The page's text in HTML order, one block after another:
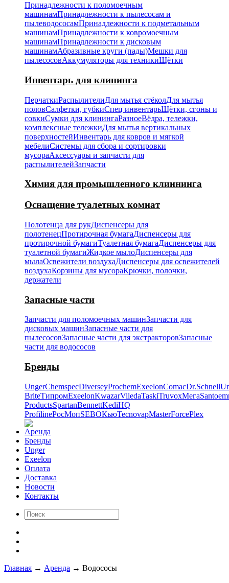
Принадлежности к поломоечным
машинамПринадлежности к пылесосам и
пылеводососамПринадлежности к подметальным
машинамПринадлежности к ковромоечным
машинамПринадлежности к дисковым
машинамАбразивные круги (пады)Мешки для
пылесосовАккумуляторы для техникиЩётки
Инвентарь для клининга
ПерчаткиРаспылителиДля мытья стёколДля мытья
половСалфетки, губкиСпец инвентарьЩётки, сгоны и
совкиСумки для клинингаРазноеВёдра, тележки,
комплексные тележкиДля мытья вертикальных
поверхностейИнвентарь для ковров и мягкой
мебелиСистемы для сбора и сортировки
мусораАксессуары и запчасти для
распылителейЗапчасти
Химия для промышленного клиннинга
Оснащение туалетных комнат
Полотенца для рукДиспенсеры для
полотенецПротирочная бумагаДиспенсеры для
протирочной бумагиТуалетная бумагаДиспенсеры для
туалетной бумагиЖидкое мылоДиспенсеры для
мылаОсвежители воздухаДиспенсеры для освежителей
воздухаКорзины для мусораКрючки, полочки,
держатели
Запасные части
Запчасти для поломоечных машинЗапчасти для
дисковых машинЗапасные части для
пылесосовЗапасные части для экстракторовЗапасные
части для водососов
Бренды
UngerChemspecDiverseyProchemExeelonComacDr.Schnell
BriteТипромExeelonKwazarViledaTaskiTruvoxМега
ProductsSpartanBennettKediHQ
ProfilineРосМопSEBOКьюTecnovapMasterForcePlex
Аренда
Бренды
Unger
Exeelon
Оплата
Доставка
Новости
Контакты
Главная → Аренда → Водососы